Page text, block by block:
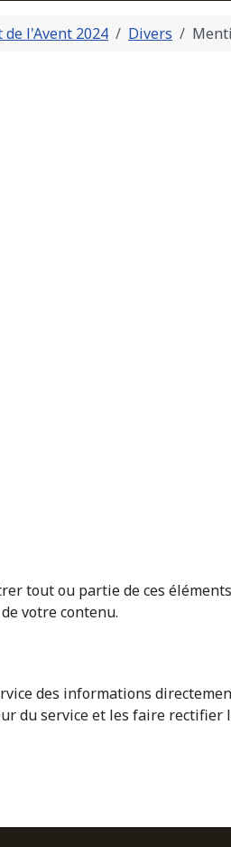
de l'Avent 2024 Divers
tout ou partie de ces
votre contenu.
des informations
service et les faire rectifier